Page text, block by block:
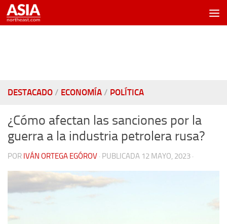
Saltar al contenido
DESTACADO / ECONOMÍA / POLÍTICA
¿Cómo afectan las sanciones por la
guerra a la industria petrolera rusa?
POR IVÁN ORTEGA EGÓROV · PUBLICADA 12 MAYO, 2023 ·